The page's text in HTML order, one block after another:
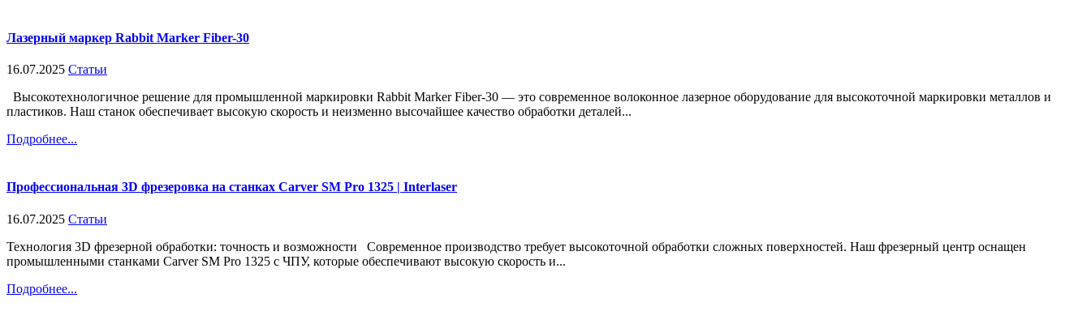
Лазерный маркер Rabbit Marker Fiber-30
16.07.2025 Статьи
Высокотехнологичное решение для промышленной маркировки Rabbit Marker Fiber-30 — это современное волоконное лазерное оборудование для высокоточной маркировки металлов и
пластиков. Наш станок обеспечивает высокую скорость и неизменно высочайшее качество обработки деталей...
Подробнее...
Профессиональная 3D фрезеровка на станках Carver SM Pro 1325 | Interlaser
16.07.2025 Статьи
Технология 3D фрезерной обработки: точность и возможности Современное производство требует высокоточной обработки сложных поверхностей. Наш фрезерный центр оснащен
промышленными станками Carver SM Pro 1325 с ЧПУ, которые обеспечивают высокую скорость и...
Подробнее...